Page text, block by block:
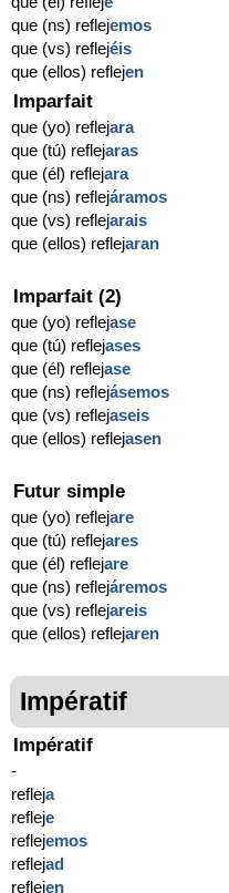
que (ns) reflejemos
que (vs) reflejéis
que (ellos) reflejen
Imparfait
que (yo) reflejara
que (tú) reflejaras
que (él) reflejara
que (ns) reflejáramos
que (vs) reflejarais
que (ellos) reflejaran
Imparfait (2)
que (yo) reflejase
que (tú) reflejases
que (él) reflejase
que (ns) reflejásemos
que (vs) reflejaseis
que (ellos) reflejasen
Futur simple
que (yo) reflejare
que (tú) reflejares
que (él) reflejare
que (ns) reflejáremos
que (vs) reflejareis
que (ellos) reflejaren
Impératif
Impératif
-
refleja
refleje
reflejemos
reflejad
reflejen